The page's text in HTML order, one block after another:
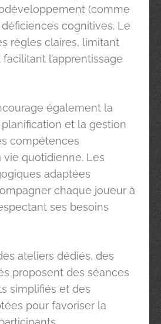
(comme
déficiences cognitives. Le
règles claires, limitant
l’apprentissage
également la
et la gestion
compétences
vie quotidienne. Les
adaptées
chaque joueur à
ses besoins
ateliers dédiés, des
proposent des séances
simplifiés et des
pour favoriser la